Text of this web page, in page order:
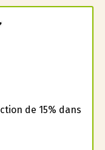
de 15% dans